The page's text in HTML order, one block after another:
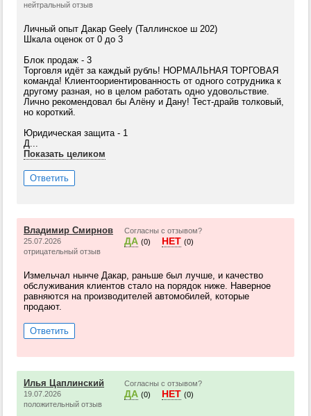
нейтральный отзыв
Личный опыт Дакар Geely (Таллинское ш 202)
Шкала оценок от 0 до 3
Блок продаж - 3
Торговля идёт за каждый рубль! НОРМАЛЬНАЯ ТОРГОВАЯ
команда! Клиентоориентированность от одного сотрудника к
другому разная, но в целом работать одно удовольствие.
Лично рекомендовал бы Алёну и Дану! Тест-драйв толковый,
но короткий.
Юридическая защита - 1
Д...
Показать целиком
Ответить
Владимир Смирнов
25.07.2026
отрицательный отзыв
Согласны с отзывом?
ДА (0) НЕТ (0)
Измельчал нынче Дакар, раньше был лучше, и качество
обслуживания клиентов стало на порядок ниже. Наверное
равняются на производителей автомобилей, которые
продают.
Ответить
Илья Цаплинский
19.07.2026
положительный отзыв
Согласны с отзывом?
ДА (0) НЕТ (0)